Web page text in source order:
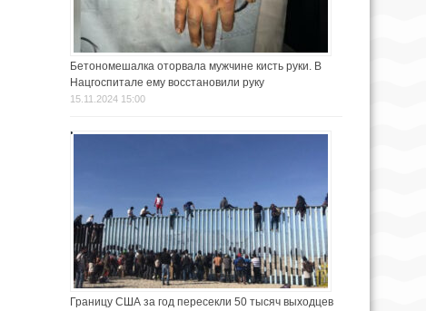
Бетономешалка оторвала мужчине кисть руки. В
Нацгоспитале ему восстановили руку
15.11.2024 15:00
Границу США за год пересекли 50 тысяч выходцев